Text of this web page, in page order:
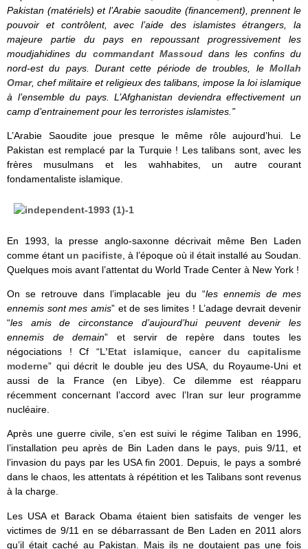
Pakistan (matériels) et l’Arabie saoudite (financement), prennent le
pouvoir et contrôlent, avec l’aide des islamistes étrangers, la
majeure partie du pays en repoussant progressivement les
moudjahidines du commandant Massouddans les confins du
nord-est du pays. Durant cette période de troubles, le Mollah
Omar, chef militaire et religieux des talibans, impose la loi islamique
à l’ensemble du pays. L’Afghanistan deviendra effectivement un
camp d’entrainement pour les terroristes islamistes.”
L’Arabie Saoudite joue presque le même rôle aujourd’hui. Le
Pakistan est remplacé par la Turquie ! Les talibans sont, avec les
frères musulmans et les wahhabites, un autre courant
fondamentaliste islamique.
En 1993, la presse anglo-saxonne décrivait même Ben Laden
comme étant un pacifiste, à l’époque où il était installé au Soudan.
Quelques mois avant l’attentat du World Trade Center à New York !
On se retrouve dans l’implacable jeu du “les ennemis de mes
ennemis sont mes amis” et de ses limites ! L’adage devrait devenir
“les amis de circonstance d’aujourd’hui peuvent devenir les
ennemis de demain” et servir de repère dans toutes les
négociations ! Cf “L’Etat islamique, cancer du capitalisme
moderne” qui décrit le double jeu des USA, du Royaume-Uni et
aussi de la France (en Libye). Ce dilemme est réapparu
récemment concernant l’accord avec l’Iran sur leur programme
nucléaire.
Après une guerre civile, s’en est suivi le régime Taliban en 1996,
l’installation peu après de Bin Laden dans le pays, puis 9/11, et
l’invasion du pays par les USA fin 2001. Depuis, le pays a sombré
dans le chaos, les attentats à répétition et les Talibans sont revenus
à la charge.
Les USA et Barack Obama étaient bien satisfaits de venger les
victimes de 9/11 en se débarrassant de Ben Laden en 2011 alors
qu’il était caché au Pakistan. Mais ils ne doutaient pas une fois